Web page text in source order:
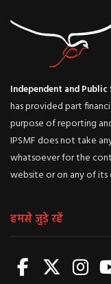
Independent and
has provided part
purpose of reporting
IPSMF does not take
whatsoever for the
website or on any of
हमसे जुड़े रहें